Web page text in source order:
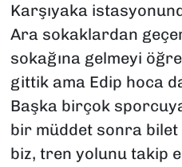
Karşıyaka
Ara sokaklardan
sokağına gelmeyi
gittik ama Edip hoca
Başka birçok
bir müddet sonra bilet
biz, tren yolunu takip